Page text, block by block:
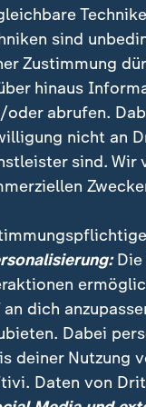
haben Sinn
dass
wie Menschen.
sind
Zustimmung
hinaus
oder abrufen.
nicht an
sind. Wir
Die
an dich
Dabei
deiner Nutzung
Daten von